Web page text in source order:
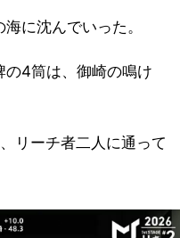
に沈んでいった。
の4筒は、御崎の鳴け
リーチ者二人に通って